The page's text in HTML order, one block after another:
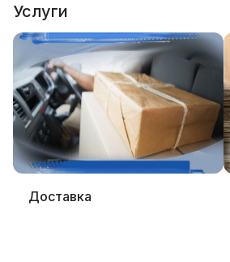
Услуги
Доставка